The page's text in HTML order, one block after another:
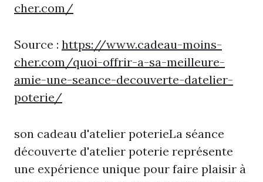
cher.com/
Source : https://www.cadeau-moins-
cher.com/quoi-offrir-a-sa-meilleure-
amie-une-seance-decouverte-datelier-
poterie/
son cadeau d'atelier poterieLa séance
découverte d'atelier poterie représente
une expérience unique pour faire plaisir à